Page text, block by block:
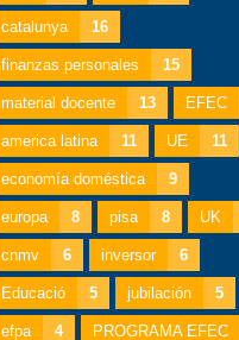
catalunya 16
finanzas personales 15
material docente 13 EFEC
america latina 11 UE 11
economía doméstica 9
europa 8 pisa 8 UK
cnmv 6 inversor 6
Educació 5 jubilación 5
efpa 4 PROGRAMA EFEC